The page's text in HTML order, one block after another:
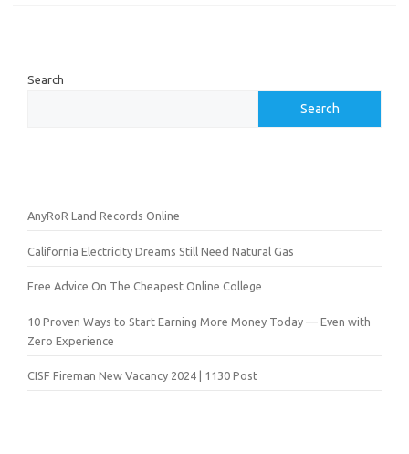
Search
Search
AnyRoR Land Records Online
California Electricity Dreams Still Need Natural Gas
Free Advice On The Cheapest Online College
10 Proven Ways to Start Earning More Money Today — Even with
Zero Experience
CISF Fireman New Vacancy 2024 | 1130 Post